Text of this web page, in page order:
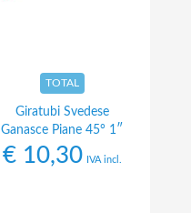
TOTAL
Giratubi Svedese
Ganasce Piane 45° 1″
€10,30 IVA incl.